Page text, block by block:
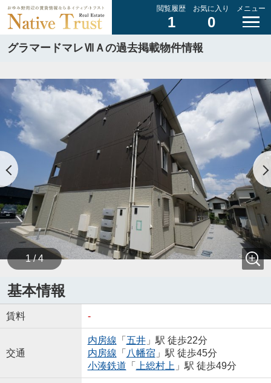
閲覧履歴
1
お気に入り
0
メニュー
グラマードマレⅦＡの過去掲載物件情報
1 / 4
基本情報
賃料 -
交通
内房線 「 五井」駅 徒歩22分
内房線 「 八幡宿 」駅 徒歩45分
小湊鉄道 「 上総村上 」駅 徒歩49分